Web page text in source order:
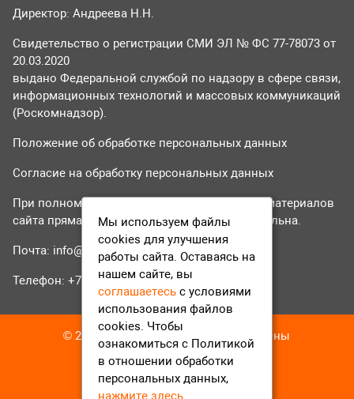
Директор: Андреева Н.Н.
Свидетельство о регистрации СМИ ЭЛ № ФС 77-78073 от
20.03.2020
выдано Федеральной службой по надзору в сфере связи,
информационных технологий и массовых коммуникаций
(Роскомнадзор).
Положение об обработке персональных данных
Согласие на обработку персональных данных
При полном или частичном использовании материалов
сайта прямая гиперссылка на tvr24.tv обязательна.
Почта: info@tvr24.tv
Телефон: +7 (496) 551-04-95
© 2016-2023 ТВР24 Все права защищены
Мы используем файлы
cookies для улучшения
работы сайта. Оставаясь на
нашем сайте, вы
соглашаетесь с условиями
использования файлов
cookies. Чтобы
ознакомиться с Политикой
в отношении обработки
персональных данных,
нажмите здесь